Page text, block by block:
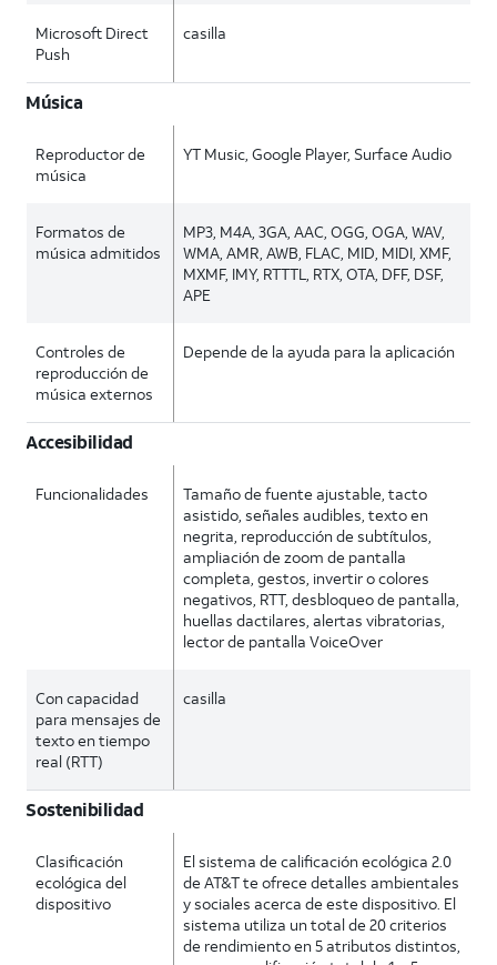
Microsoft Direct
Push
casilla
Música
Reproductor de
música
YT Music, Google Player, Surface Audio
Formatos de
música admitidos
MP3, M4A, 3GA, AAC, OGG, OGA, WAV,
WMA, AMR, AWB, FLAC, MID, MIDI, XMF,
MXMF, IMY, RTTTL, RTX, OTA, DFF, DSF,
APE
Controles de
reproducción de
música externos
Depende de la ayuda para la aplicación
Accesibilidad
Funcionalidades
Tamaño de fuente ajustable, tacto
asistido, señales audibles, texto en
negrita, reproducción de subtítulos,
ampliación de zoom de pantalla
completa, gestos, invertir o colores
negativos, RTT, desbloqueo de pantalla,
huellas dactilares, alertas vibratorias,
lector de pantalla VoiceOver
Con capacidad
para mensajes de
texto en tiempo
real (RTT)
casilla
Sostenibilidad
Clasificación
ecológica del
dispositivo
El sistema de calificación ecológica 2.0
de AT&T te ofrece detalles ambientales
y sociales acerca de este dispositivo. El
sistema utiliza un total de 20 criterios
de rendimiento en 5 atributos distintos,